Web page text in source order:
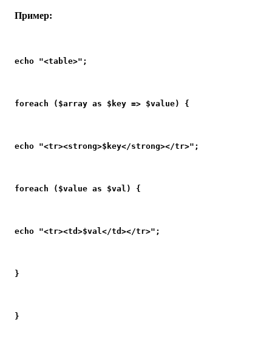
Пример:
echo "<table>";
foreach ($array as $key => $value) {
echo "<tr><strong>$key</strong></tr>";
foreach ($value as $val) {
echo "<tr><td>$val</td></tr>";
}
}